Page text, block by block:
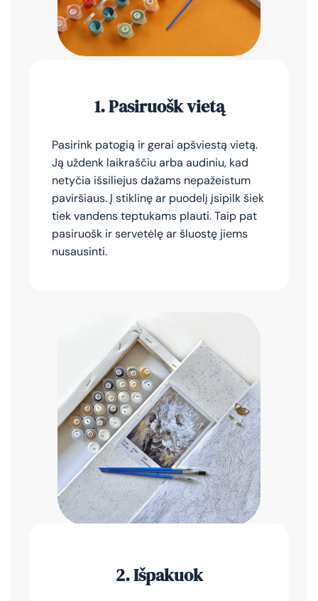
1.Pasiruošk vietą
Pasirink patogią ir gerai apšviestą vietą.
Ją uždenk laikraščiu arba audiniu, kad
netyčia išsiliejus dažams nepažeistum
paviršiaus. Į stiklinę ar puodelį įsipilk šiek
tiek vandens teptukams plauti. Taip pat
pasiruošk ir servetėlę ar šluostę jiems
nusausinti.
2.Išpakuok